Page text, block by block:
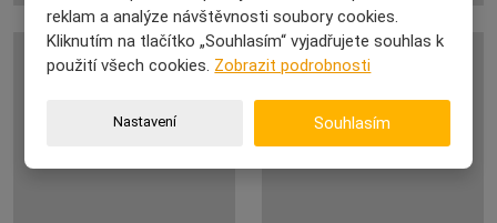
reklam a analýze návštěvnosti soubory cookies.
Kliknutím na tlačítko „Souhlasím“ vyjadřujete souhlas k
použití všech cookies. Zobrazit podrobnosti
Nastavení Souhlasím